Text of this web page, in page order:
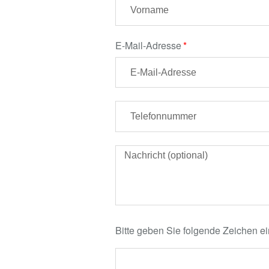
E-Mail-Adresse
Bitte geben Sie folgende Zeichen